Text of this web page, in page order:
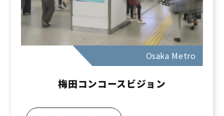
Osaka Metro
梅田コンコースビジョン